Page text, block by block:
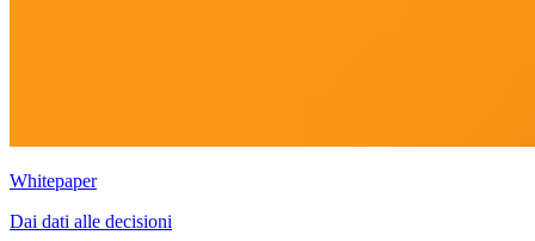
Whitepaper
Dai dati alle decisioni